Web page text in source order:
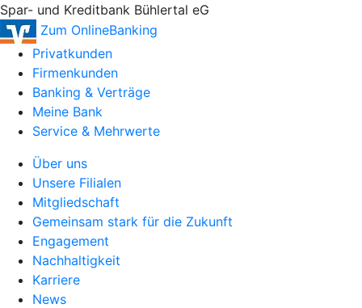
Spar- und Kreditbank Bühlertal eG
Zum OnlineBanking
Privatkunden
Firmenkunden
Banking & Verträge
Meine Bank
Service & Mehrwerte
Über uns
Unsere Filialen
Mitgliedschaft
Gemeinsam stark für die Zukunft
Engagement
Nachhaltigkeit
Karriere
News